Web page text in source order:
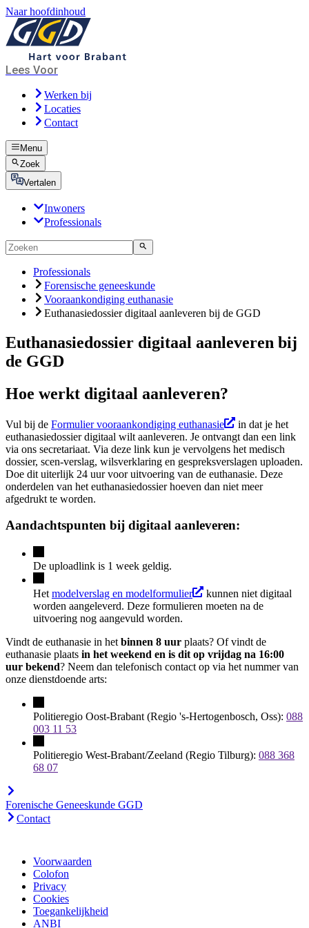
Naar hoofdinhoud
Lees Voor
Werken bij
Locaties
Contact
Menu
Zoek
Vertalen
Inwoners
Professionals
Professionals
Forensische geneeskunde
Vooraankondiging euthanasie
Euthanasiedossier digitaal aanleveren bij de GGD
Euthanasiedossier digitaal aanleveren bij
de GGD
Hoe werkt digitaal aanleveren?
Vul bij de Formulier vooraankondiging euthanasie
in dat je het
euthanasiedossier digitaal wilt aanleveren. Je ontvangt dan een link
via ons secretariaat. Via deze link kun je vervolgens het medisch
dossier, scen-verslag, wilsverklaring en gespreksverslagen uploaden.
Doe dit uiterlijk 24 uur voor uitvoering van de euthanasie. Deze
onderdelen van het euthanasiedossier hoeven dan niet meer
afgedrukt te worden.
Aandachtspunten bij digitaal aanleveren:
De uploadlink is 1 week geldig.
Het modelverslag en modelformulier
kunnen niet digitaal
worden aangeleverd. Deze formulieren moeten na de
uitvoering nog aangevuld worden.
Vindt de euthanasie in het binnen 8 uur plaats? Of vindt de
euthanasie plaats in het weekend en is dit op vrijdag na 16:00
uur bekend? Neem dan telefonisch contact op via het nummer van
onze dienstdoende arts:
Politieregio Oost-Brabant (Regio 's-Hertogenbosch, Oss): 088
003 11 53
Politieregio West-Brabant/Zeeland (Regio Tilburg): 088 368
68 07
Forenische Geneeskunde GGD
Contact
Voorwaarden
Colofon
Privacy
Cookies
Toegankelijkheid
ANBI